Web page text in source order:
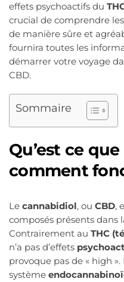
effets psychoactifs du
crucial de comprendre
de manière sûre et
fournira toutes les
démarrer votre voyage
CBD.
Sommaire
Qu’est ce
comment
Le cannabidiol, ou CBD,
composés présents dans
Contrairement au THC
n’a pas d’effets
provoque pas de « high
système